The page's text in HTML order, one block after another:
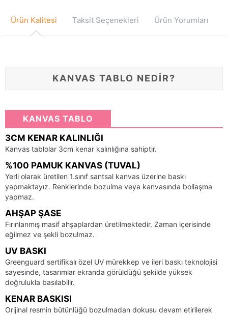
Ürün Kalitesi Taksit Seçenekleri Ürün Yorumları
KANVAS TABLO NEDİR?
KANVAS TABLO
3CM KENAR KALINLIĞI
Kanvas tablolar 3cm kenar kalınlığına sahiptir.
%100 PAMUK KANVAS (TUVAL)
Yerli olarak üretilen 1.sınıf santsal kanvas üzerine baskı
yapmaktayız. Renklerinde bozulma veya kanvasında bollaşma
yapmaz.
AHŞAP ŞASE
Fırınlanmış masif ahşaplardan üretilmektedir. Zaman içerisinde
eğilmez ve şekli bozulmaz.
UV BASKI
Greenguard sertifikalı özel UV mürekkep ve ileri baskı teknolojisi
sayesinde, tasarımlar ekranda görüldüğü şekilde yüksek
doğrulukla basılabilir.
KENAR BASKISI
Orijinal resmin bütünlüğü bozulmadan dokusu devam etirilerek